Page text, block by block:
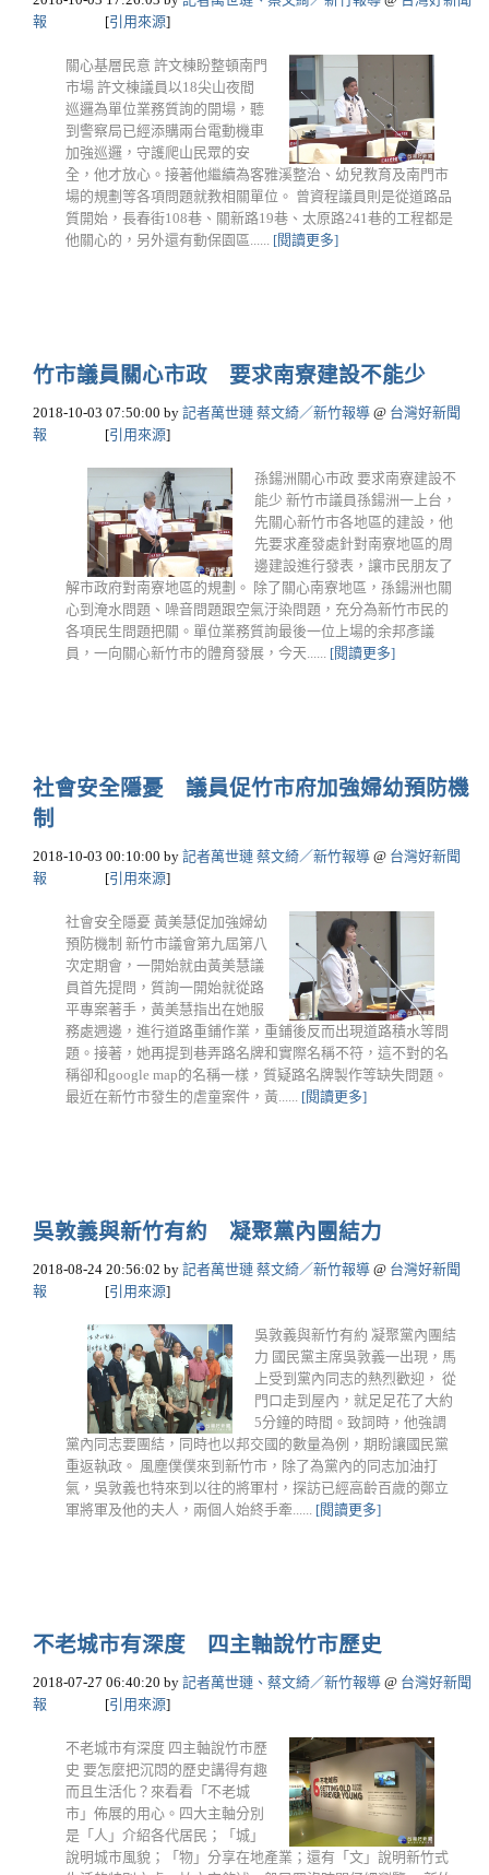
報
[引用來源]
關心基層民意 許文棟盼整頓南門
市場 許文棟議員以18尖山夜間
巡邏為單位業務質詢的開場，聽
到警察局已經添購兩台電動機車
加強巡邏，守護爬山民眾的安
全，他才放心。接著他繼續為客雅溪整治、幼兒教育及南門市
場的規劃等各項問題就教相關單位。 曾資程議員則是從道路品
質開始，長春街108巷、關新路19巷、太原路241巷的工程都是
他關心的，另外還有動保園區...... [閱讀更多]
竹市議員關心市政 要求南寮建設不能少
2018-10-03 07:50:00 by 記者萬世璉 蔡文綺／新竹報導 @ 台灣好新聞
報
[引用來源]
孫鍚洲關心市政 要求南寮建設不
能少 新竹市議員孫鍚洲一上台，
先關心新竹市各地區的建設，他
先要求產發處針對南寮地區的周
邊建設進行發表，讓市民朋友了
解市政府對南寮地區的規劃。 除了關心南寮地區，孫鍚洲也關
心到淹水問題、噪音問題跟空氣汙染問題，充分為新竹市民的
各項民生問題把關。單位業務質詢最後一位上場的余邦彥議
員，一向關心新竹市的體育發展，今天...... [閱讀更多]
社會安全隱憂 議員促竹市府加強婦幼預防機
制
2018-10-03 00:10:00 by 記者萬世璉 蔡文綺／新竹報導 @ 台灣好新聞
報
[引用來源]
社會安全隱憂 黃美慧促加強婦幼
預防機制 新竹市議會第九屆第八
次定期會，一開始就由黃美慧議
員首先提問，質詢一開始就從路
平專案著手，黃美慧指出在她服
務處週邊，進行道路重鋪作業，重鋪後反而出現道路積水等問
題。接著，她再提到巷弄路名牌和實際名稱不符，這不對的名
稱卻和google map的名稱一樣，質疑路名牌製作等缺失問題。
最近在新竹市發生的虐童案件，黃...... [閱讀更多]
吳敦義與新竹有約 凝聚黨內團結力
2018-08-24 20:56:02 by 記者萬世璉 蔡文綺／新竹報導 @ 台灣好新聞
報
[引用來源]
吳敦義與新竹有約 凝聚黨內團結
力 國民黨主席吳敦義一出現，馬
上受到黨內同志的熱烈歡迎， 從
門口走到屋內，就足足花了大約
5分鐘的時間。致詞時，他強調
黨內同志要團結，同時也以邦交國的數量為例，期盼讓國民黨
重返執政。 風塵僕僕來到新竹市，除了為黨內的同志加油打
氣，吳敦義也特來到以往的將軍村，探訪已經高齡百歲的鄭立
軍將軍及他的夫人，兩個人始終手牽...... [閱讀更多]
不老城市有深度 四主軸說竹市歷史
2018-07-27 06:40:20 by 記者萬世璉、蔡文綺／新竹報導 @ 台灣好新聞
報
[引用來源]
不老城市有深度 四主軸說竹市歷
史 要怎麼把沉悶的歷史講得有趣
而且生活化？來看看「不老城
市」佈展的用心。四大主軸分別
是「人」介紹各代居民；「城」
說明城市風貌；「物」分享在地產業；還有「文」說明新竹式